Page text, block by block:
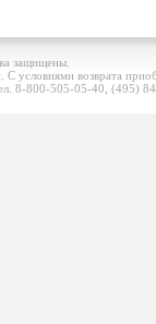
защищены.
С условиями возврата
8-800-505-05-40, (495)